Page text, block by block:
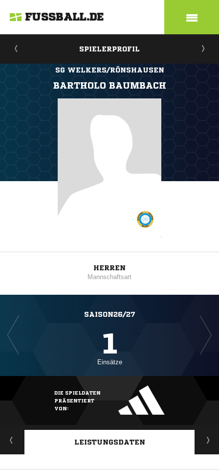
FUSSBALL.DE
SPIELERPROFIL
SG WELKERS/RÖNSHAUSEN
BARTHOLO BAUMBACH
HERREN
Mannschaftsart
SAISON26/27
1
Einsätze
DIE SPIELDATEN
PRÄSENTIERT
VON:
LEISTUNGSDATEN